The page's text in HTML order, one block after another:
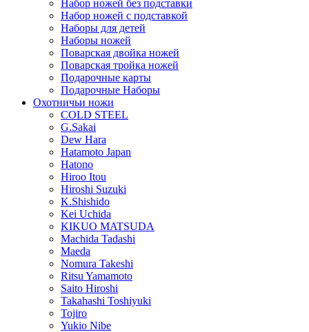
Набор ножей без подставки
Набор ножей с подставкой
Наборы для детей
Наборы ножей
Поварская двойка ножей
Поварская тройка ножей
Подарочные карты
Подарочные Наборы
Охотничьи ножи
COLD STEEL
G.Sakai
Dew Hara
Hatamoto Japan
Hatono
Hiroo Itou
Hiroshi Suzuki
K.Shishido
Kei Uchida
KIKUO MATSUDA
Machida Tadashi
Maeda
Nomura Takeshi
Ritsu Yamamoto
Saito Hiroshi
Takahashi Toshiyuki
Tojiro
Yukio Nibe